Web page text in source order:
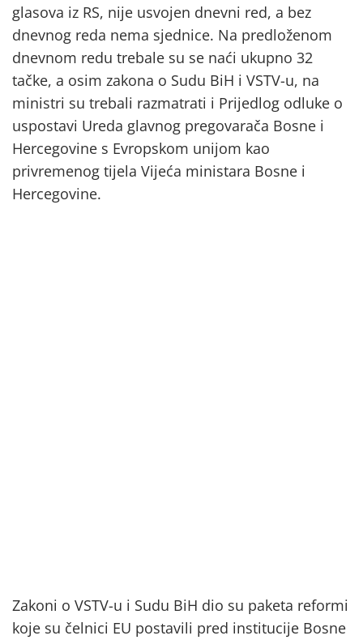
glasova iz RS, nije usvojen dnevni red, a bez
dnevnog reda nema sjednice. Na predloženom
dnevnom redu trebale su se naći ukupno 32
tačke, a osim zakona o Sudu BiH i VSTV-u, na
ministri su trebali razmatrati i Prijedlog odluke o
uspostavi Ureda glavnog pregovarača Bosne i
Hercegovine s Evropskom unijom kao
privremenog tijela Vijeća ministara Bosne i
Hercegovine.
Zakoni o VSTV-u i Sudu BiH dio su paketa reformi
koje su čelnici EU postavili pred institucije Bosne